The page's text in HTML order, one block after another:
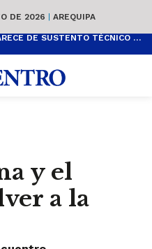
DE 2026 | AREQUIPA
AUMENTO DEL SUELDO MÍNIMO CARECE DE SUSTENTO TÉCNICO Y ES POPULISTA
y el
a la